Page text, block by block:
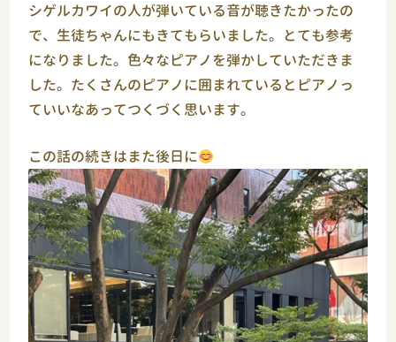
シゲルカワイの人が弾いている音が聴きたかったの
で、生徒ちゃんにもきてもらいました。とても参考
になりました。色々なピアノを弾かしていただきま
した。たくさんのピアノに囲まれているとピアノっ
ていいなあってつくづく思います。
この話の続きはまた後日に